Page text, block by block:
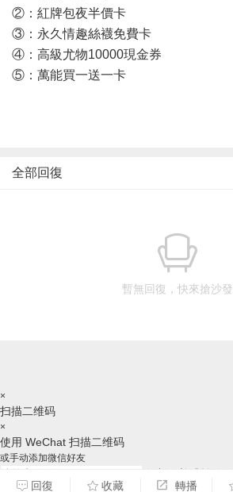
②：紅牌包夜半價卡
③：永久情趣絲襪免費卡
④：高級尤物10000現金券
⑤：萬能買一送一卡
全部回復
暫無回復，快來搶沙發
回復 收藏 轉播
×
扫描二维码
×
使用 WeChat 扫描二维码
或手动添加微信好友